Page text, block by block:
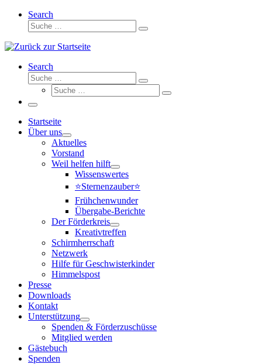
Search
Suche
Suche
Search
Suche
Suche
Suche
Suche
Menü
Startseite
Über uns
Aktuelles
Vorstand
Weil helfen hilft
Wissenswertes
⭐Sternenzauber⭐
Frühchenwunder
Übergabe-Berichte
Der Förderkreis
Kreativtreffen
Schirmherrschaft
Netzwerk
Hilfe für Geschwisterkinder
Himmelspost
Presse
Downloads
Kontakt
Unterstützung
Spenden & Förderzuschüsse
Mitglied werden
Gästebuch
Spenden